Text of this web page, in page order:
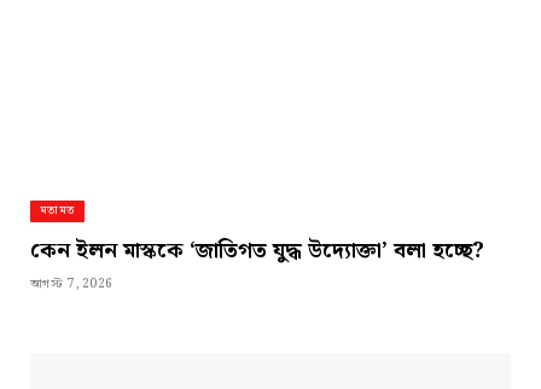
মতামত
কেন ইলন মাস্ককে ‘জাতিগত যুদ্ধ উদ্যোক্তা’ বলা হচ্ছে?
আগস্ট 7, 2026